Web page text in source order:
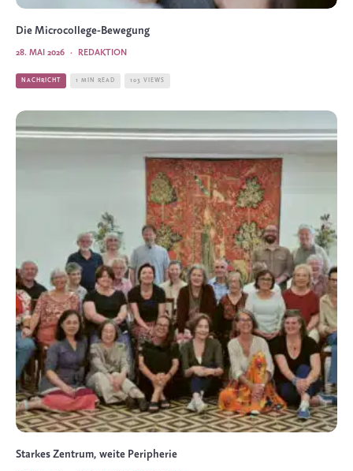
Die Microcollege-Bewegung
REDAKTION
·
28. MAI 2026
NACHRICHT 1 MIN READ 103 VIEWS
Starkes Zentrum, weite Peripherie